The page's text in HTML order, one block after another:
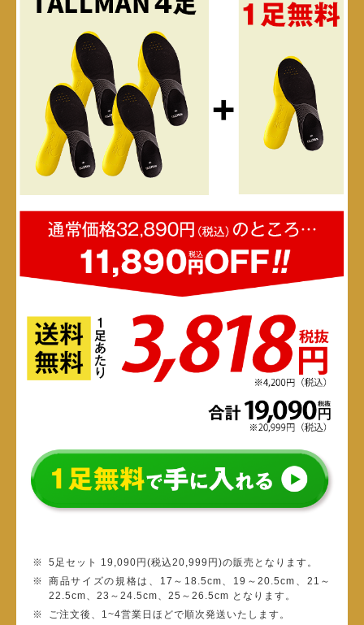
5足セット 19,090円(税込20,999円)の販売となります。
商品サイズの規格は、17～18.5cm、19～20.5cm、21～
22.5cm、23～24.5cm、25～26.5cm となります。
ご注文後、1~4営業日ほどで順次発送いたします。